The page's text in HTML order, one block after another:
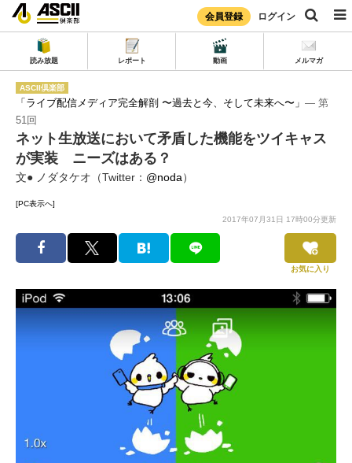
会員登録 ログイン
読み放題 レポート 動画 メルマガ
ASCII倶楽部
「ライブ配信メディア完全解剖 〜過去と今、そして未来へ〜」 ― 第
51回
ネット生放送において矛盾した機能をツイキャス
が実装 ニーズはある？
文● ノダタケオ（Twitter： @noda）
[PC表示へ]
2017年07月31日 17時00分更新
お気に入り